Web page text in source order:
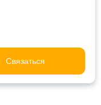
Связаться